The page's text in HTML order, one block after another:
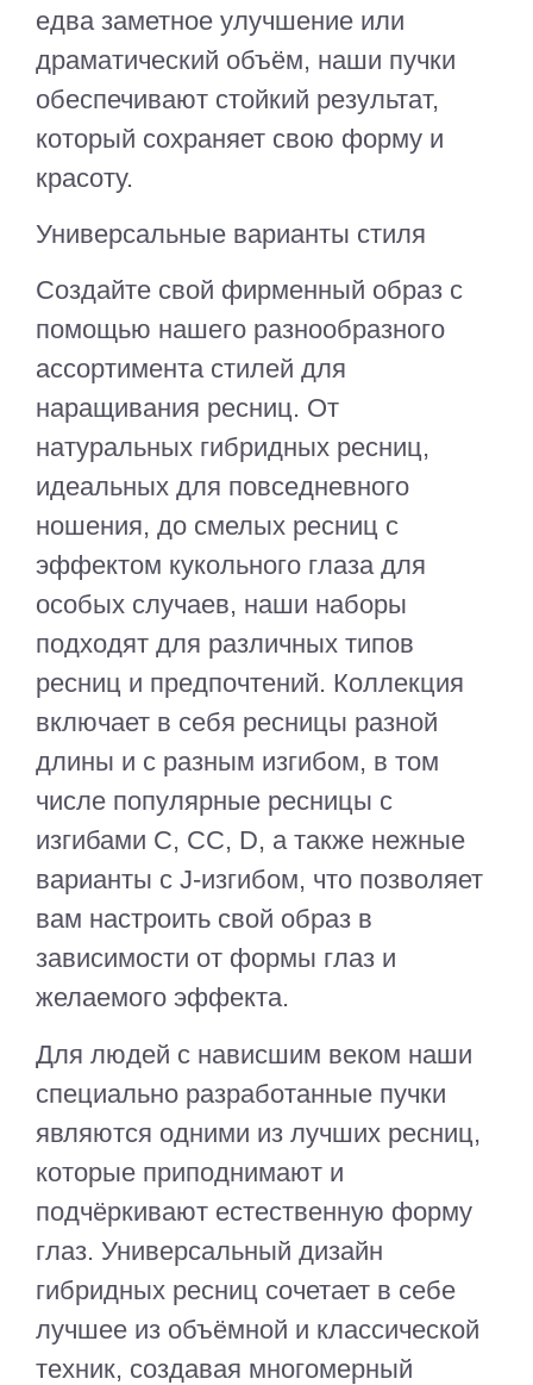
едва заметное улучшение или
драматический объём, наши пучки
обеспечивают стойкий результат,
который сохраняет свою форму и
красоту.
Универсальные варианты стиля
Создайте свой фирменный образ с
помощью нашего разнообразного
ассортимента стилей для
наращивания ресниц. От
натуральных гибридных ресниц,
идеальных для повседневного
ношения, до смелых ресниц с
эффектом кукольного глаза для
особых случаев, наши наборы
подходят для различных типов
ресниц и предпочтений. Коллекция
включает в себя ресницы разной
длины и с разным изгибом, в том
числе популярные ресницы с
изгибами C, CC, D, а также нежные
варианты с J-изгибом, что позволяет
вам настроить свой образ в
зависимости от формы глаз и
желаемого эффекта.
Для людей с нависшим веком наши
специально разработанные пучки
являются одними из лучших ресниц,
которые приподнимают и
подчёркивают естественную форму
глаз. Универсальный дизайн
гибридных ресниц сочетает в себе
лучшее из объёмной и классической
техник, создавая многомерный